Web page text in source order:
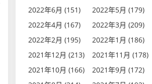
2022年6月 (151)
2022年5月 (179)
2022年4月 (167)
2022年3月 (209)
2022年2月 (195)
2022年1月 (186)
2021年12月 (213)
2021年11月 (178)
2021年10月 (166)
2021年9月 (172)